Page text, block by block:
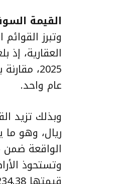
القيمة السوقية
وتبرز
عام واحد.
ريال، وهو ما
الواقعة
وتستحوذ